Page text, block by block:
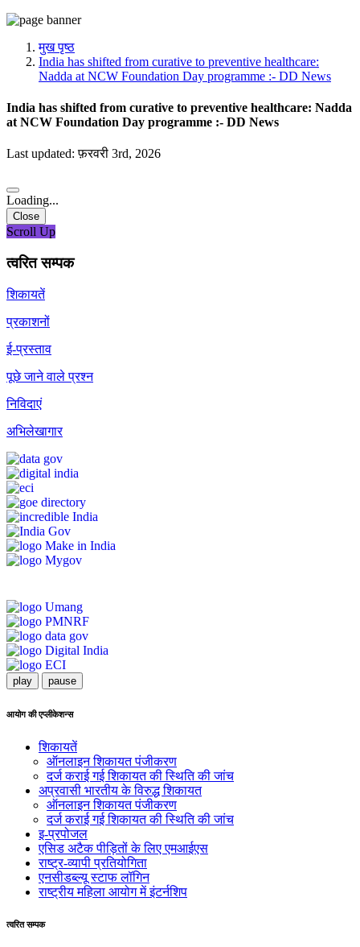
मुख पृष्ठ
India has shifted from curative to preventive healthcare:
Nadda at NCW Foundation Day programme :- DD News
India has shifted from curative to preventive healthcare: Nadda
at NCW Foundation Day programme :- DD News
Last updated: फ़रवरी 3rd, 2026
Loading...
Close
Scroll Up
त्वरित सम्पक
शिकायतें
प्रकाशनों
ई-प्रस्ताव
पूछे जाने वाले प्रश्न
निविदाएं
अभिलेखागार
play pause
आयोग की एप्लीकेशन्स
शिकायतें
ऑनलाइन शिकायत पंजीकरण
दर्ज कराई गई शिकायत की स्थिति की जांच
अप्रवासी भारतीय के विरुद्ध शिकायत
ऑनलाइन शिकायत पंजीकरण
दर्ज कराई गई शिकायत की स्थिति की जांच
इ-प्रपोजल
एसिड अटैक पीड़ितों के लिए एमआईएस
राष्ट्र-व्यापी प्रतियोगिता
एनसीडब्ल्यू स्टाफ लॉगिन
राष्ट्रीय महिला आयोग में इंटर्नशिप
त्वरित सम्पक